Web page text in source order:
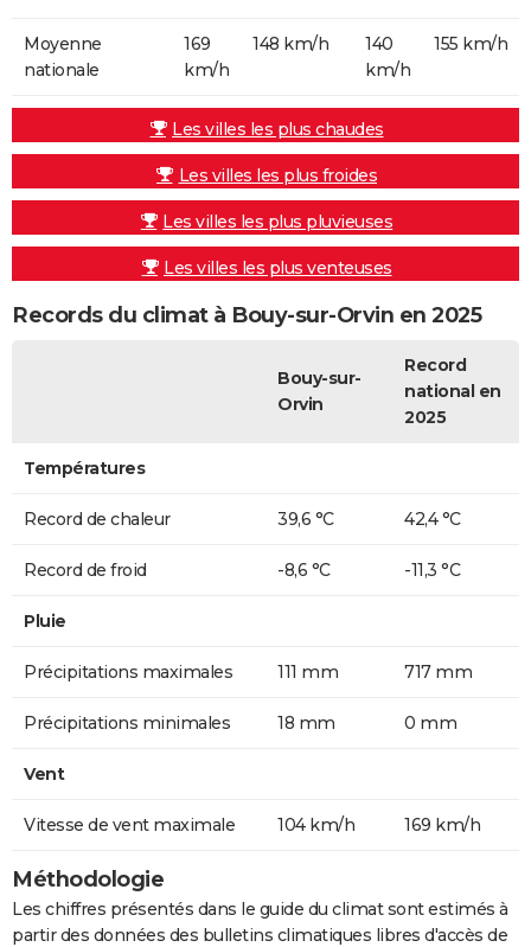
Moyenne
nationale
169
km/h
148 km/h
140
km/h
155 km/h
Les villes les plus chaudes
Les villes les plus froides
Les villes les plus pluvieuses
Les villes les plus venteuses
Records du climat à Bouy-sur-Orvin en 2025
Bouy-sur-
Orvin
Record
national en
2025
Températures
Record de chaleur 39,6 °C 42,4 °C
Record de froid -8,6 °C -11,3 °C
Pluie
Précipitations maximales 111 mm 717 mm
Précipitations minimales 18 mm 0 mm
Vent
Vitesse de vent maximale 104 km/h 169 km/h
Méthodologie
Les chiffres présentés dans le guide du climat sont estimés à
partir des données des bulletins climatiques libres d'accès de